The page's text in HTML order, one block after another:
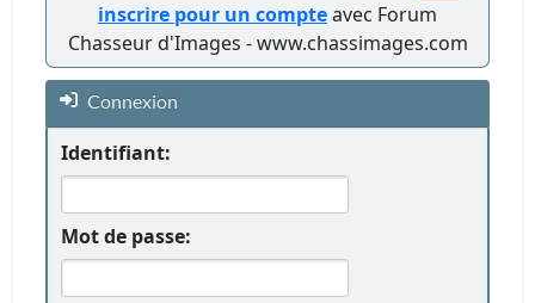
inscrire pour un compteavec Forum
Chasseur d'Images - www.chassimages.com
Connexion
Identifiant:
Mot de passe: